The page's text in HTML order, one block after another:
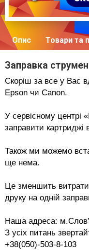
Опис Товари та
Заправка
Скоріш за все у Вас
Epson чи Canon.
У сервісному центрі
заправити
Також ми можемо
ще нема.
Це зменшить витрати
друку на одній
Наша адреса:
З усіх питань
+38(050)-503-8-103